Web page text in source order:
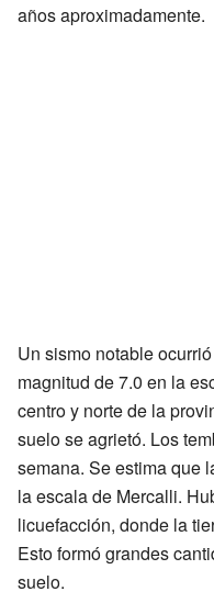
años aproximadamente.
Un sismo notable
magnitud de 7.0 en la
centro y norte de la
suelo se agrietó. Los
semana. Se estima que
la escala de Mercalli.
licuefacción, donde la
Esto formó grandes
suelo.